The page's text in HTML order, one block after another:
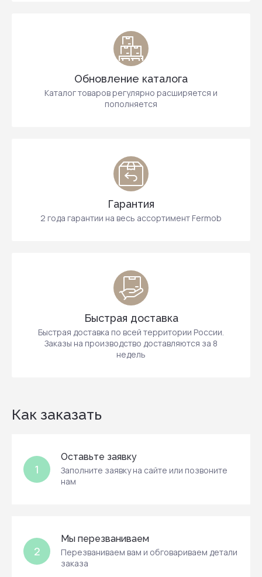
Обновление каталога
Каталог товаров регулярно расширяется и
пополняется
Гарантия
2 года гарантии на весь ассортимент Fermob
Быстрая доставка
Быстрая доставка по всей территории России.
Заказы на производство доставляются за 8
недель
Как заказать
1
Оставьте заявку
Заполните заявку на сайте или позвоните
нам
2
Мы перезваниваем
Перезваниваем вам и обговариваем детали
заказа